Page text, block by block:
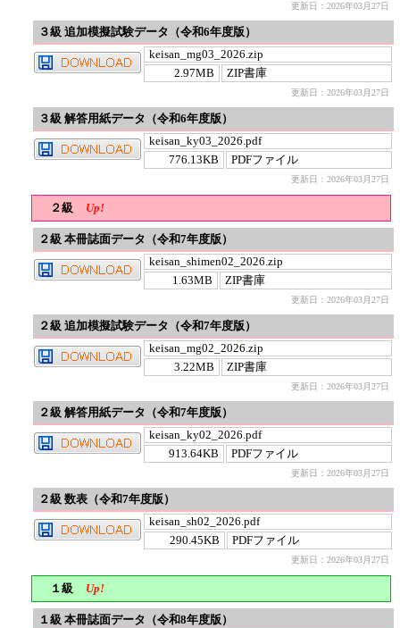
更新日：2026年03月27日
３級 追加模擬試験データ（令和6年度版）
keisan_mg03_2026.zip
2.97MB
ZIP書庫
更新日：2026年03月27日
３級 解答用紙データ（令和6年度版）
keisan_ky03_2026.pdf
776.13KB
PDFファイル
更新日：2026年03月27日
２級 Up!
２級 本冊誌面データ（令和7年度版）
keisan_shimen02_2026.zip
1.63MB
ZIP書庫
更新日：2026年03月27日
２級 追加模擬試験データ（令和7年度版）
keisan_mg02_2026.zip
3.22MB
ZIP書庫
更新日：2026年03月27日
２級 解答用紙データ（令和7年度版）
keisan_ky02_2026.pdf
913.64KB
PDFファイル
更新日：2026年03月27日
２級 数表（令和7年度版）
keisan_sh02_2026.pdf
290.45KB
PDFファイル
更新日：2026年03月27日
１級 Up!
１級 本冊誌面データ（令和8年度版）